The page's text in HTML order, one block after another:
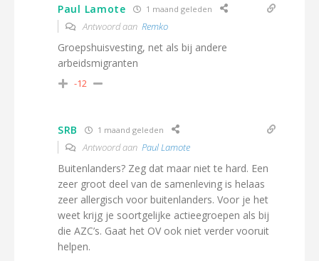
Paul Lamote 1 maand geleden
Antwoord aan Remko
Groepshuisvesting, net als bij andere
arbeidsmigranten
-12
SRB 1 maand geleden
Antwoord aan Paul Lamote
Buitenlanders? Zeg dat maar niet te hard. Een
zeer groot deel van de samenleving is helaas
zeer allergisch voor buitenlanders. Voor je het
weet krijg je soortgelijke actieegroepen als bij
die AZC’s. Gaat het OV ook niet verder vooruit
helpen.